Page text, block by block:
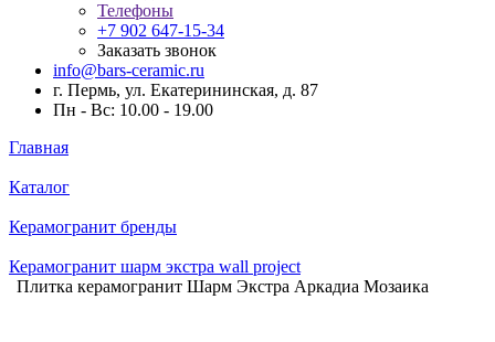
Телефоны
+7 902 647-15-34
Заказать звонок
info@bars-ceramic.ru
г. Пермь, ул. Екатерининская, д. 87
Пн - Вс: 10.00 - 19.00
Главная
Каталог
Керамогранит бренды
Керамогранит шарм экстра wall project
Плитка керамогранит Шарм Экстра Аркадиа Мозаика